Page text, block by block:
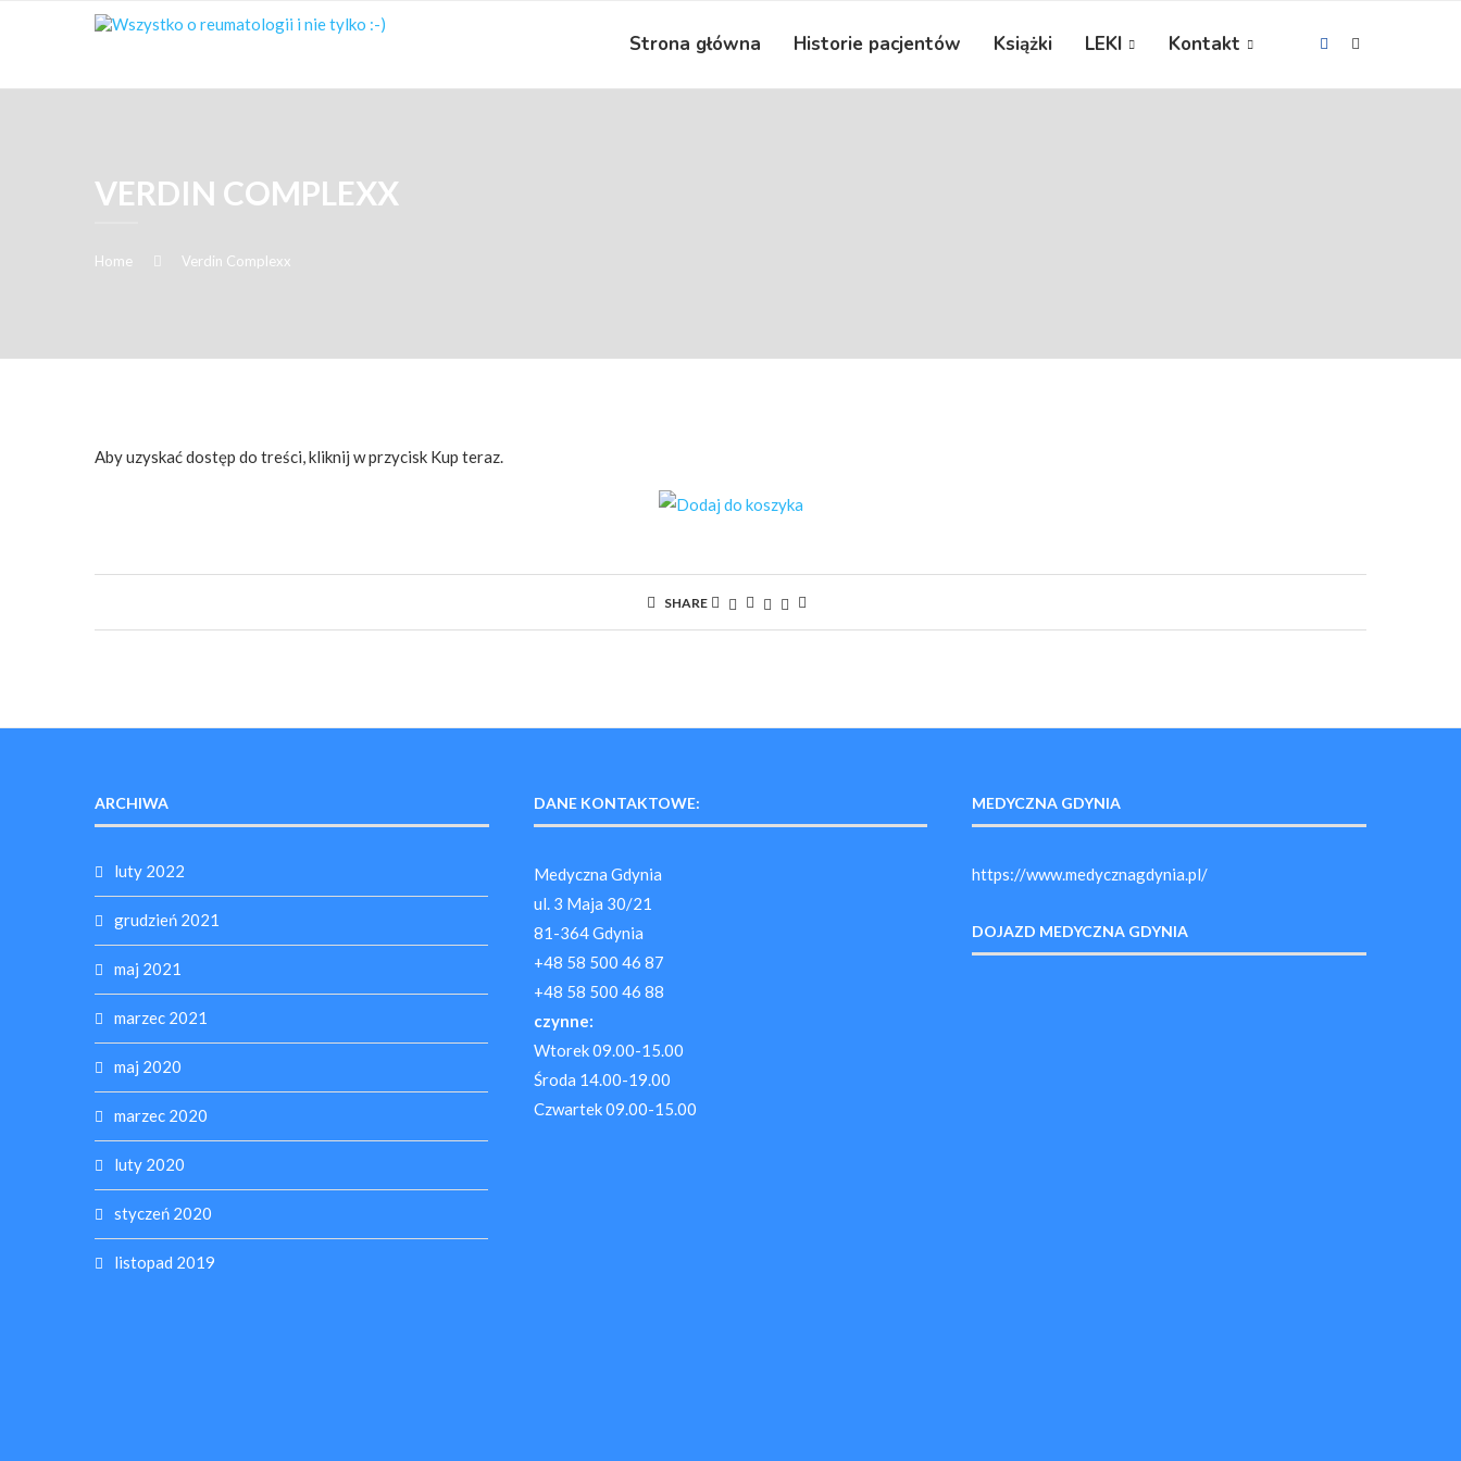
Strona główna Historie pacjentów Książki LEKI Kontakt
VERDIN COMPLEXX
Home Verdin Complexx
Aby uzyskać dostęp do treści, kliknij w przycisk Kup teraz.
SHARE
ARCHIWA
luty 2022
grudzień 2021
maj 2021
marzec 2021
maj 2020
marzec 2020
luty 2020
styczeń 2020
listopad 2019
DANE KONTAKTOWE:
Medyczna Gdynia
ul. 3 Maja 30/21
81-364 Gdynia
+48 58 500 46 87
+48 58 500 46 88
czynne:
Wtorek 09.00-15.00
Środa 14.00-19.00
Czwartek 09.00-15.00
MEDYCZNA GDYNIA
https://www.medycznagdynia.pl/
DOJAZD MEDYCZNA GDYNIA